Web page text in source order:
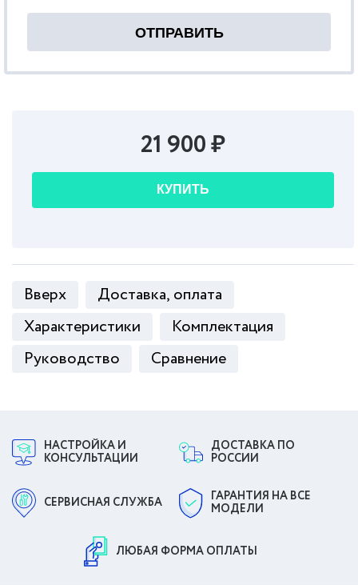
21 900 ₽
КУПИТЬ
Вверх
Доставка, оплата
Характеристики
Комплектация
Руководство
Сравнение
НАСТРОЙКА И
КОНСУЛЬТАЦИИ
ДОСТАВКА ПО
РОССИИ
СЕРВИСНАЯ СЛУЖБА
ГАРАНТИЯ НА ВСЕ
МОДЕЛИ
ЛЮБАЯ ФОРМА ОПЛАТЫ